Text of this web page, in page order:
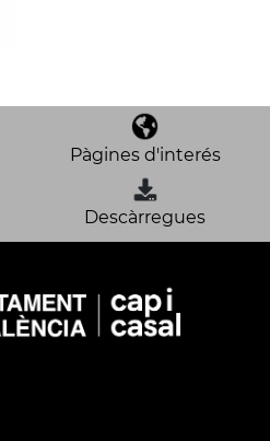
Pàgines d'interés
Descàrregues